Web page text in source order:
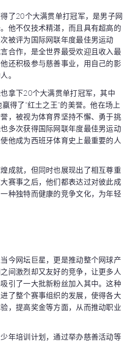
了20个大满贯单打冠军，是男子网
他不仅技术精湛，而且具有超高的
被评为国际网联年度最佳男运动
合作，是全世界最受欢迎且收入最
还积极参与慈善事业，用自己的影
。
拿下20个大满贯单打冠军，其中
得了“红土之王”的美誉。他在场上
，被视为体育界坚持不懈、勇于挑
多次获得国际网联年度最佳男运动
他成为西班牙体育史上最重要的人
成就，但同时也展现出了相互尊重
赛事之后，他们都表达过对彼此成
种独特而健康的竞争文化，为年轻
今网坛巨星，更是推动整个网球产
间激烈却又友好的竞争，让更多人
引了一大批新粉丝加入其中。这种
了整个赛事组织的发展，使得各大
，提高奖金等方面，从而推动职业
年培训计划，通过举办慈善活动等